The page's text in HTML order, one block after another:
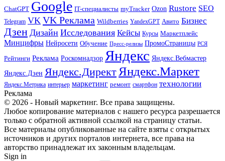
ChatGPT Google IT-специалисты myTracker Ozon Rustore SEO
Telegram VK VK Реклама Wildberries YandexGPT Авито Бизнес
Дзен Дизайн Исследования Кейсы Курсы Маркетплейс
Минцифры Нейросети Обучение Пресс-релизы ПромоСтраницы РСЯ
Рейтинги Реклама Роскомнадзор Яндекс Яндекс.Вебмастер
Яндекс.Дзен Яндекс.ДиректЯндекс.Маркет
Яндекс.Метрика интерьер маркетинг ремонт смартфон технологии
Реклама
© 2026 - Новый маркетинг. Все права защищены.
Любое копирование материалов с нашего ресурса разрешается
только с обратной активной ссылкой на страницу статьи.
Все материалы опубликованные на сайте взяты с открытых
источников и других порталов интернета, все права на
авторство принадлежат их законным владельцам.
Sign in